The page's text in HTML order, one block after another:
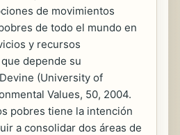
de movimientos
de todo el mundo en
y recursos
depende su
(University of
Values, 50, 2004.
pobres tiene la intención
a consolidar dos áreas de